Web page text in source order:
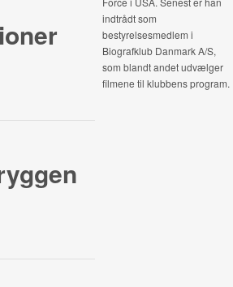
indtrådt som
bestyrelsesmedlem i
Biografklub Danmark A/S,
som blandt andet udvælger
filmene til klubbens program.